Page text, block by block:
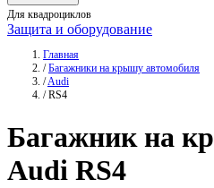
Для квадроциклов
Защита и оборудование
Главная
/ Багажники на крышу автомобиля
/Audi
/ RS4
Багажникна
Audi RS4